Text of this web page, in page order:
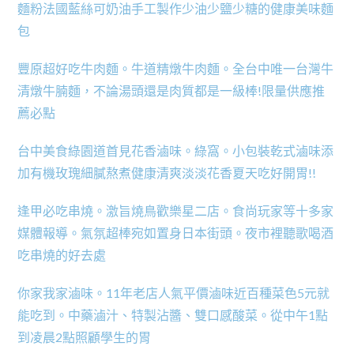
麵粉法國藍絲可奶油手工製作少油少鹽少糖的健康美味麵
包
豐原超好吃牛肉麵。牛道精燉牛肉麵。全台中唯一台灣牛
清燉牛腩麵，不論湯頭還是肉質都是一級棒!限量供應推
薦必點
台中美食綠園道首見花香滷味。綠窩。小包裝乾式滷味添
加有機玫瑰細膩熬煮健康清爽淡淡花香夏天吃好開胃!!
逢甲必吃串燒。激旨燒鳥歡樂星二店。食尚玩家等十多家
媒體報導。氣氛超棒宛如置身日本街頭。夜市裡聽歌喝酒
吃串燒的好去處
你家我家滷味。11年老店人氣平價滷味近百種菜色5元就
能吃到。中藥滷汁、特製沾醬、雙口感酸菜。從中午1點
到凌晨2點照顧學生的胃